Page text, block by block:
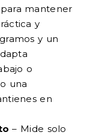
mantener
y
y un
o
una
en
– Mide solo